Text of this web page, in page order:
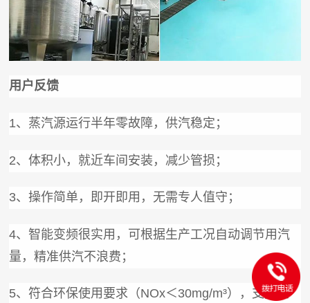
用户反馈
1、蒸汽源运行半年零故障，供汽稳定；
2、体积小，就近车间安装，减少管损；
3、操作简单，即开即用，无需专人值守；
4、智能变频很实用，可根据生产工况自动调节用汽
量，精准供汽不浪费；
5、符合环保使用要求（NOx＜30mg/m³），支持全